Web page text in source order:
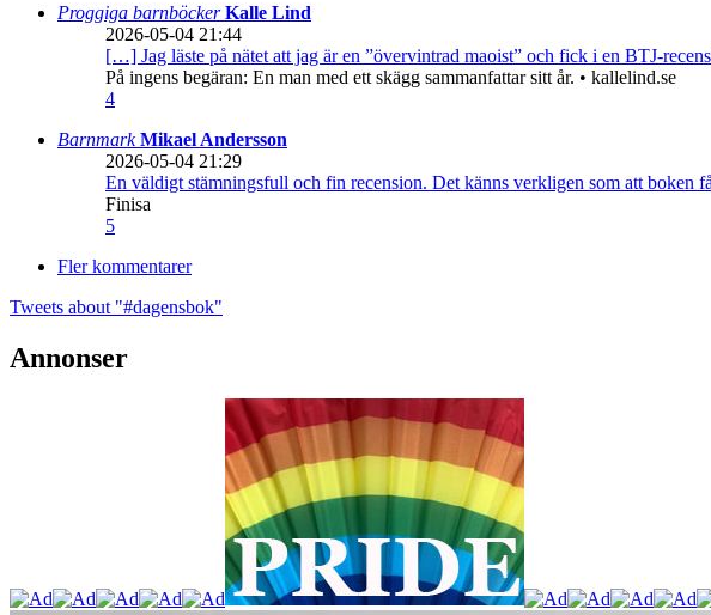
Proggiga barnböckerKalle Lind
2026-05-04 21:44
[…] Jag läste på nätet att jag är en ”övervintrad maoist” och fick i en BTJ-
På ingens begäran: En man med ett skägg sammanfattar sitt år. • kallelind.se
4
BarnmarkMikael Andersson
2026-05-04 21:29
En väldigt stämningsfull och fin recension. Det känns verkligen som att boken
Finisa
5
Fler kommentarer
Tweets about "#dagensbok"
Annonser